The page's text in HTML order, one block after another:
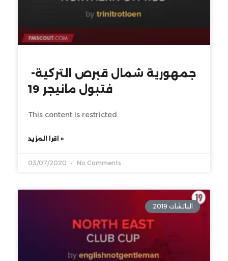
فتبول مانيجر 19
This content is restricted.
اقرا المزيد »
03/07/2020 No Comments
الباتشات 2019